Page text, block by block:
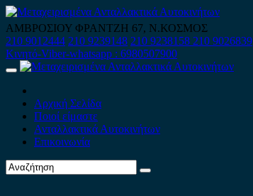
Skip
to
content
ΑΜΒΡΟΣΙΟΥ ΦΡΑΝΤΖΗ 67, Ν.ΚΟΣΜΟΣ
210 9012444 210 9239148 210 9238158 210 9026839
Κινητό-Viber-whatsapp : 6980507900
Primary
Αρχική Σελίδα
Ποιοί είμαστε
Ανταλλακτικά Αυτοκινήτων
Επικοινωνία